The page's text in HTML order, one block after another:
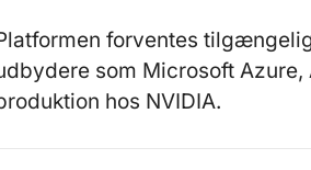
forventes
som Microsoft
hos NVIDIA.